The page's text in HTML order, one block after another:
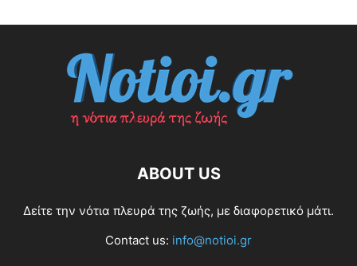
ABOUT US
Δείτε την νότια πλευρά της ζωής, με διαφορετικό μάτι.
Contact us: info@notioi.gr